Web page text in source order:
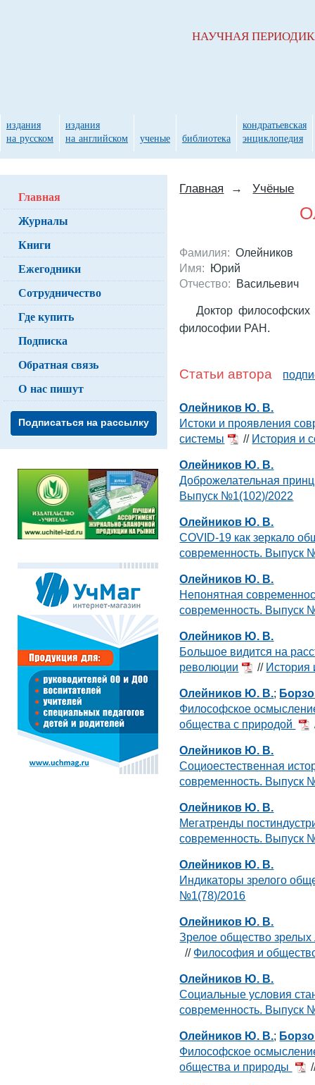
Главная → Учёные
Фамилия: Олейников
Имя: Юрий
Отчество: Васильевич
Доктор философских
философии РАН.
Статьи автора
Олейников Ю. В.
Истоки и проявления
системы
// История и
Олейников Ю. В.
Доброжелательная
Выпуск №1(102)/2022
Олейников Ю. В.
COVID-19 как зеркало
современность. Выпуск
Олейников Ю. В.
Непонятная
современность. Выпуск
Олейников Ю. В.
Большое видится на
революции
// История
Олейников Ю. В.;
Философское
общества с природой
Олейников Ю. В.
Социоестественная
современность. Выпуск
Олейников Ю. В.
Мегатренды
современность. Выпуск
Олейников Ю. В.
Индикаторы зрелого
№1(78)/2016
Олейников Ю. В.
Зрелое общество
// Философия и
Олейников Ю. В.
Социальные условия
современность. Выпуск
Олейников Ю. В.;
Философское
общества и природы
Главная
Журналы
Книги
Ежегодники
Сотрудничество
Где купить
Подписка
Обратная связь
О нас пишут
Подписаться на рассылку
НАУЧНАЯ
издания
на русском
издания
на английском
ученые библиотека
кондратьевская
энциклопедия